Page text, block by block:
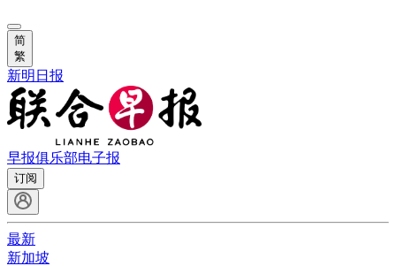
简
繁
新明日报
早报俱乐部电子报
订阅
最新
新加坡